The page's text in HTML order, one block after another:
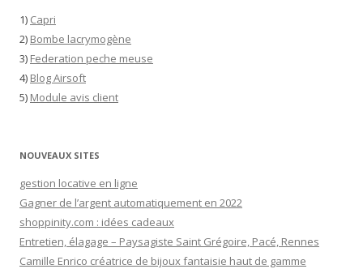
1) Capri
2) Bombe lacrymogène
3) Federation peche meuse
4) Blog Airsoft
5) Module avis client
NOUVEAUX SITES
gestion locative en ligne
Gagner de l’argent automatiquement en 2022
shoppinity.com : idées cadeaux
Entretien, élagage – Paysagiste Saint Grégoire, Pacé, Rennes
Camille Enrico créatrice de bijoux fantaisie haut de gamme